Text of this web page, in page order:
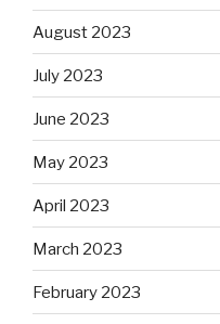
August 2023
July 2023
June 2023
May 2023
April 2023
March 2023
February 2023